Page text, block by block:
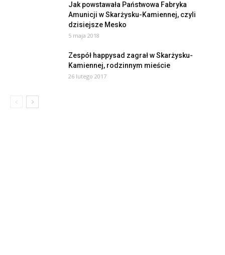
Jak powstawała Państwowa Fabryka
Amunicji w Skarżysku-Kamiennej, czyli
dzisiejsze Mesko
5 maja 2018
Zespół happysad zagrał w Skarżysku-
Kamiennej, rodzinnym mieście
26 lutego 2017